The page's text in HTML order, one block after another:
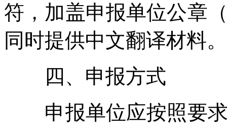
符，加盖申报单位公章
同时提供中文翻译材料。
四、申报方式
申报单位应按照要求